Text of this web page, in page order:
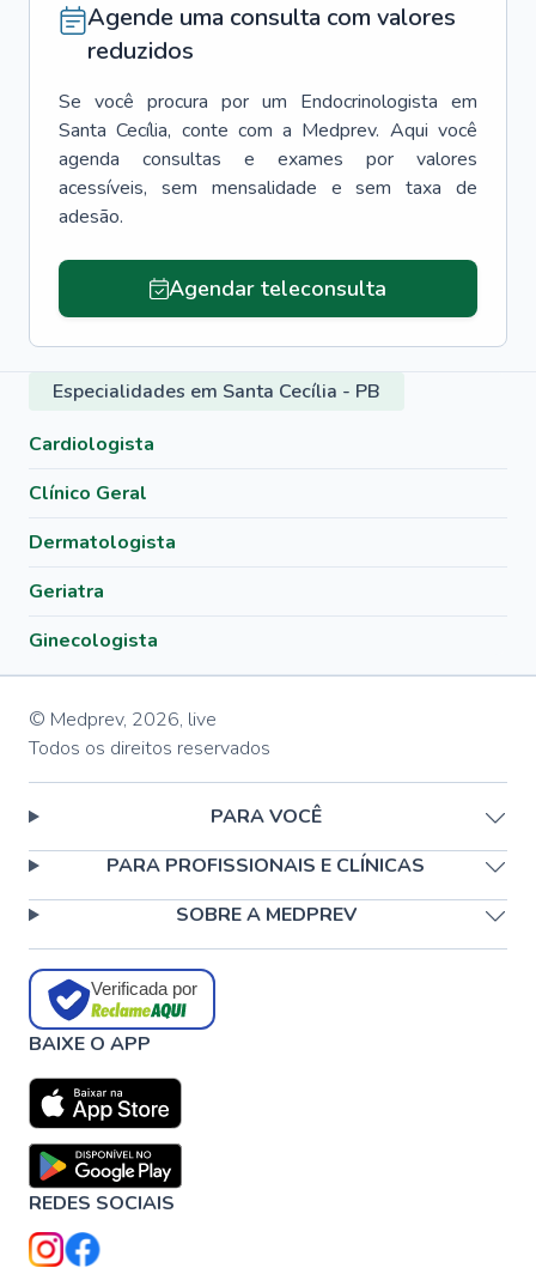
Agende uma consulta com valores
reduzidos
Se você procura por um Endocrinologista em
Santa Cecília, conte com a Medprev. Aqui você
agenda consultas e exames por valores
acessíveis, sem mensalidade e sem taxa de
adesão.
Agendar teleconsulta
Especialidades em Santa Cecília - PB
Cardiologista
Clínico Geral
Dermatologista
Geriatra
Ginecologista
© Medprev, 2026, live
Todos os direitos reservados
PARA VOCÊ
PARA PROFISSIONAIS E CLÍNICAS
SOBRE A MEDPREV
Verificada por
BAIXE O APP
REDES SOCIAIS